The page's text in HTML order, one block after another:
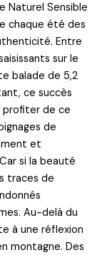
Naturel Sensible
chaque été des
Entre
sur le
balade de 5,2
ce succès
profiter de ce
de
et
si la beauté
traces de
Au-delà du
à une réflexion
montagne. Des